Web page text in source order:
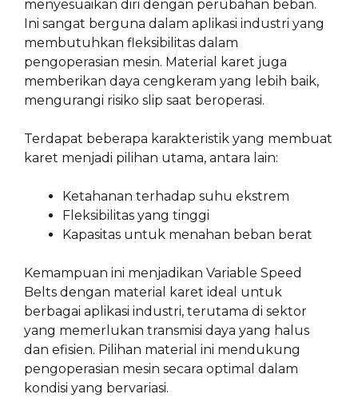
menyesuaikan diri dengan perubahan beban.
Ini sangat berguna dalam aplikasi industri yang
membutuhkan fleksibilitas dalam
pengoperasian mesin. Material karet juga
memberikan daya cengkeram yang lebih baik,
mengurangi risiko slip saat beroperasi.
Terdapat beberapa karakteristik yang membuat
karet menjadi pilihan utama, antara lain:
Ketahanan terhadap suhu ekstrem
Fleksibilitas yang tinggi
Kapasitas untuk menahan beban berat
Kemampuan ini menjadikan Variable Speed
Belts dengan material karet ideal untuk
berbagai aplikasi industri, terutama di sektor
yang memerlukan transmisi daya yang halus
dan efisien. Pilihan material ini mendukung
pengoperasian mesin secara optimal dalam
kondisi yang bervariasi.